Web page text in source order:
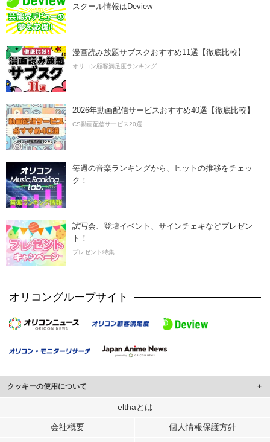
スクール情報はDeview
漫画読み放題サブスクおすすめ11選【徹底比較】
オリコン顧客満足度ランキング
2026年動画配信サービスおすすめ40選【徹底比較】
CS動画配信サービス20選
毎週の音楽ランキングから、ヒットの推移をチェッ
ク！
試写会、登壇イベント、サインチェキなどプレゼン
ト！
プレゼント特集
オリコングループサイト
クッキーの使用について
このサイトでは Cookie を使用して、ユーザーに合わせたコンテンツや広告の
行っています。
elthaとは
会社概要 個人情報保護方針